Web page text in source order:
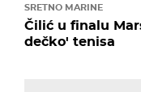
SRETNO MARINE
Čilić u finalu
dečko' tenisa